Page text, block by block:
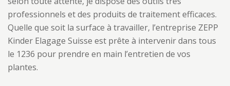
professionnels et des produits de traitement efficaces.
Quelle que soit la surface à travailler, l’entreprise ZEPP
Kinder Elagage Suisse est prête à intervenir dans tous
le 1236 pour prendre en main l’entretien de vos
plantes.